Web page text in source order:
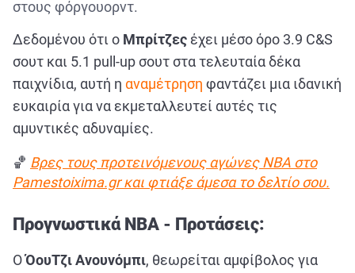
στους φόργουορντ.
Δεδομένου ότι ο Μπρίτζες έχει μέσο όρο 3.9 C&S
σουτ και 5.1 pull-up σουτ στα τελευταία δέκα
παιχνίδια, αυτή η αναμέτρηση φαντάζει μια ιδανική
ευκαιρία για να εκμεταλλευτεί αυτές τις
αμυντικές αδυναμίες.
🏀 Βρες τους προτεινόμενους αγώνες NBA στο
Pamestoixima.gr και φτιάξε άμεσα το δελτίο σου.
Προγνωστικά NBA - Προτάσεις:
ΟΌουΤζι Ανουνόμπι, θεωρείται αμφίβολος για